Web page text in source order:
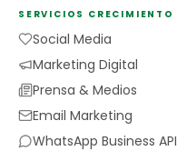
SERVICIOS CRECIMIENTO
Social Media
Marketing Digital
Prensa & Medios
Email Marketing
WhatsApp Business API